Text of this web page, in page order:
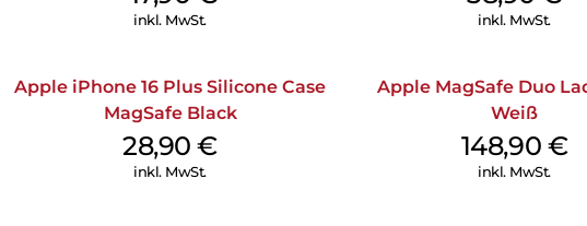
inkl. MwSt. inkl. MwSt.
Apple iPhone 16 Plus Silicone Case
MagSafe Black
28,90€
inkl. MwSt.
Apple MagSafe Duo
Weiß
148,90 €
inkl. MwSt.